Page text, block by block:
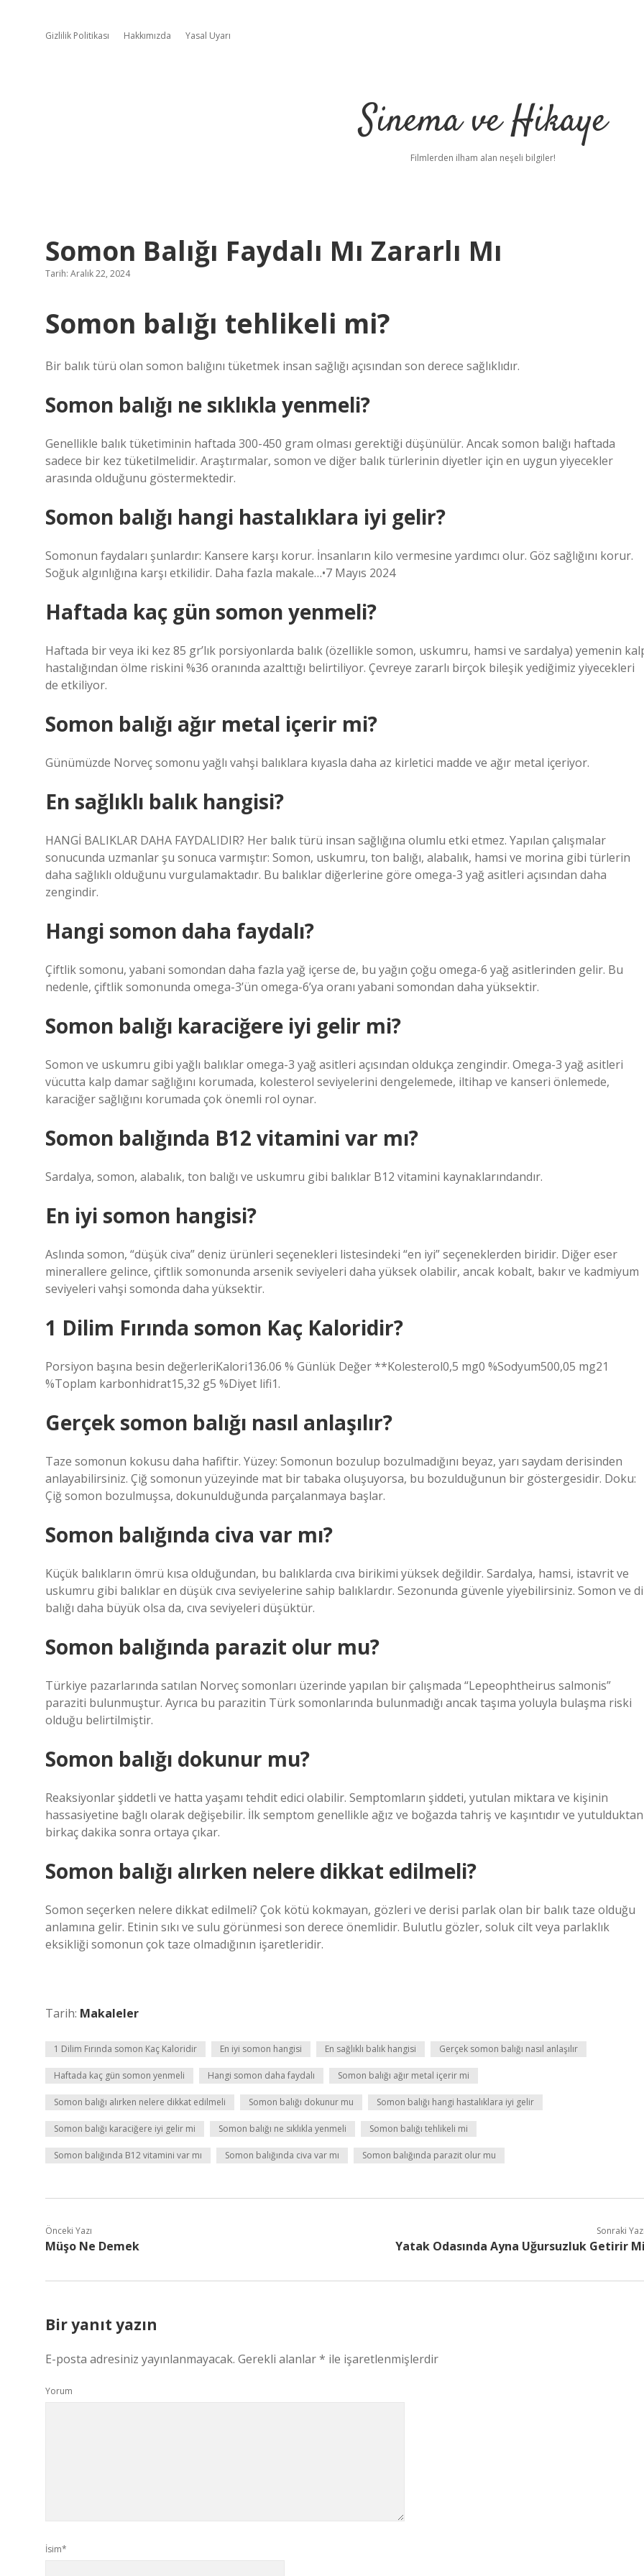
Gizlilik Politikası Hakkımızda Yasal Uyarı
Sinema ve Hikaye
Filmlerden ilham alan neşeli bilgiler!
Somon Balığı Faydalı Mı Zararlı Mı
Tarih: Aralık 22, 2024
Somon balığı tehlikeli mi?
Bir balık türü olan somon balığını tüketmek insan sağlığı açısından son derece sağlıklıdır.
Somon balığı ne sıklıkla yenmeli?
Genellikle balık tüketiminin haftada 300-450 gram olması gerektiği düşünülür. Ancak somon balığı haftada
sadece bir kez tüketilmelidir. Araştırmalar, somon ve diğer balık türlerinin diyetler için en uygun yiyecekler
arasında olduğunu göstermektedir.
Somon balığı hangi hastalıklara iyi gelir?
Somonun faydaları şunlardır: Kansere karşı korur. İnsanların kilo vermesine yardımcı olur. Göz sağlığını korur.
Soğuk algınlığına karşı etkilidir. Daha fazla makale…•7 Mayıs 2024
Haftada kaç gün somon yenmeli?
Haftada bir veya iki kez 85 gr’lık porsiyonlarda balık (özellikle somon, uskumru, hamsi ve sardalya) yemenin
hastalığından ölme riskini %36 oranında azalttığı belirtiliyor. Çevreye zararlı birçok bileşik yediğimiz yiyecekleri
de etkiliyor.
Somon balığı ağır metal içerir mi?
Günümüzde Norveç somonu yağlı vahşi balıklara kıyasla daha az kirletici madde ve ağır metal içeriyor.
En sağlıklı balık hangisi?
HANGİ BALIKLAR DAHA FAYDALIDIR? Her balık türü insan sağlığına olumlu etki etmez. Yapılan çalışmalar
sonucunda uzmanlar şu sonuca varmıştır: Somon, uskumru, ton balığı, alabalık, hamsi ve morina gibi türlerin
daha sağlıklı olduğunu vurgulamaktadır. Bu balıklar diğerlerine göre omega-3 yağ asitleri açısından daha
zengindir.
Hangi somon daha faydalı?
Çiftlik somonu, yabani somondan daha fazla yağ içerse de, bu yağın çoğu omega-6 yağ asitlerinden gelir. Bu
nedenle, çiftlik somonunda omega-3’ün omega-6’ya oranı yabani somondan daha yüksektir.
Somon balığı karaciğere iyi gelir mi?
Somon ve uskumru gibi yağlı balıklar omega-3 yağ asitleri açısından oldukça zengindir. Omega-3 yağ asitleri
vücutta kalp damar sağlığını korumada, kolesterol seviyelerini dengelemede, iltihap ve kanseri önlemede,
karaciğer sağlığını korumada çok önemli rol oynar.
Somon balığında B12 vitamini var mı?
Sardalya, somon, alabalık, ton balığı ve uskumru gibi balıklar B12 vitamini kaynaklarındandır.
En iyi somon hangisi?
Aslında somon, “düşük civa” deniz ürünleri seçenekleri listesindeki “en iyi” seçeneklerden biridir. Diğer eser
minerallere gelince, çiftlik somonunda arsenik seviyeleri daha yüksek olabilir, ancak kobalt, bakır ve kadmiyum
seviyeleri vahşi somonda daha yüksektir.
1 Dilim Fırında somon Kaç Kaloridir?
Porsiyon başına besin değerleriKalori136.06 % Günlük Değer **Kolesterol0,5 mg0 %Sodyum500,05 mg21
%Toplam karbonhidrat15,32 g5 %Diyet lifi1.
Gerçek somon balığı nasıl anlaşılır?
Taze somonun kokusu daha hafiftir. Yüzey: Somonun bozulup bozulmadığını beyaz, yarı saydam derisinden
anlayabilirsiniz. Çiğ somonun yüzeyinde mat bir tabaka oluşuyorsa, bu bozulduğunun bir göstergesidir. Doku:
Çiğ somon bozulmuşsa, dokunulduğunda parçalanmaya başlar.
Somon balığında civa var mı?
Küçük balıkların ömrü kısa olduğundan, bu balıklarda cıva birikimi yüksek değildir. Sardalya, hamsi, istavrit ve
uskumru gibi balıklar en düşük cıva seviyelerine sahip balıklardır. Sezonunda güvenle yiyebilirsiniz. Somon ve
balığı daha büyük olsa da, cıva seviyeleri düşüktür.
Somon balığında parazit olur mu?
Türkiye pazarlarında satılan Norveç somonları üzerinde yapılan bir çalışmada “Lepeophtheirus salmonis”
paraziti bulunmuştur. Ayrıca bu parazitin Türk somonlarında bulunmadığı ancak taşıma yoluyla bulaşma riski
olduğu belirtilmiştir.
Somon balığı dokunur mu?
Reaksiyonlar şiddetli ve hatta yaşamı tehdit edici olabilir. Semptomların şiddeti, yutulan miktara ve kişinin
hassasiyetine bağlı olarak değişebilir. İlk semptom genellikle ağız ve boğazda tahriş ve kaşıntıdır ve yutulduktan
birkaç dakika sonra ortaya çıkar.
Somon balığı alırken nelere dikkat edilmeli?
Somon seçerken nelere dikkat edilmeli? Çok kötü kokmayan, gözleri ve derisi parlak olan bir balık taze olduğu
anlamına gelir. Etinin sıkı ve sulu görünmesi son derece önemlidir. Bulutlu gözler, soluk cilt veya parlaklık
eksikliği somonun çok taze olmadığının işaretleridir.
Tarih: Makaleler
1 Dilim Fırında somon Kaç Kaloridir En iyi somon hangisi En sağlıklı balık hangisi Gerçek somon balığı nasıl anlaşılır
Haftada kaç gün somon yenmeli Hangi somon daha faydalı Somon balığı ağır metal içerir mi
Somon balığı alırken nelere dikkat edilmeli Somon balığı dokunur mu Somon balığı hangi hastalıklara iyi gelir
Somon balığı karaciğere iyi gelir mi Somon balığı ne sıklıkla yenmeli Somon balığı tehlikeli mi
Somon balığında B12 vitamini var mı Somon balığında civa var mı Somon balığında parazit olur mu
Önceki Yazı
Müşo Ne Demek
Sonraki
Yatak Odasında Ayna Uğursuzluk Getirir
Bir yanıt yazın
E-posta adresiniz yayınlanmayacak. Gerekli alanlar* ile işaretlenmişlerdir
Yorum
İsim*